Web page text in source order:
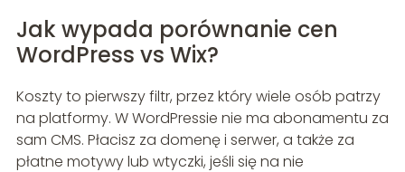
Jak wypada porównanie cen
WordPress vs Wix?
Koszty to pierwszy filtr, przez który wiele osób patrzy
na platformy. W WordPressie nie ma abonamentu za
sam CMS. Płacisz za domenę i serwer, a także za
płatne motywy lub wtyczki, jeśli się na nie